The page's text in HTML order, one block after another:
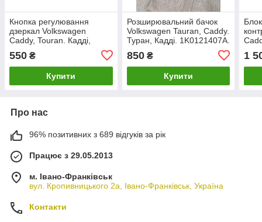
Кнопка регулювання
дзеркал Volkswagen
Caddy, Touran. Кадді,
550 ₴
Купити
Розширювальний бачок
Volkswagen Tauran, Caddy.
Туран, Кадді. 1K0121407A.
850₴
Купити
1
Про нас
96% позитивних з 689 відгуків за рік
Працює з 29.05.2013
м. Івано-Франківськ
вул. Кропивницького 2а, Івано-Франківськ, Україна
Контакти